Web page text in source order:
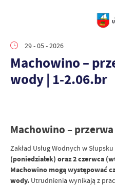
29 - 05 - 2026
Machowino –
wody | 1-2.06.br
Machowino –
Zakład Usług Wodnych w
(poniedziałek) oraz 2 czerwca
Machowino mogą występować
wody. Utrudnienia wynikają z